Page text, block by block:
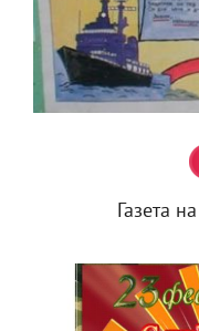
Газета